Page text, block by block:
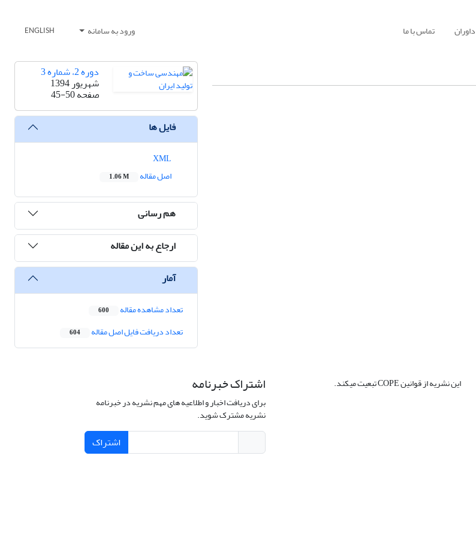
داوران تماس با ما ورود به سامانه ENGLISH
دوره 2، شماره 3
شهریور 1394
صفحه45-50
فایل ها
اصل مقاله
1.06 M
هم رسانی
ارجاع به این مقاله
آمار
تعداد مشاهده مقاله 600
تعداد دریافت فایل اصل مقاله 604
این نشریه از قوانین COPE تبعیت میکند. اشتراک خبرنامه
برای دریافت اخبار و اطلاعیه های مهم نشریه در خبرنامه
نشریه مشترک شوید.
اشتراک